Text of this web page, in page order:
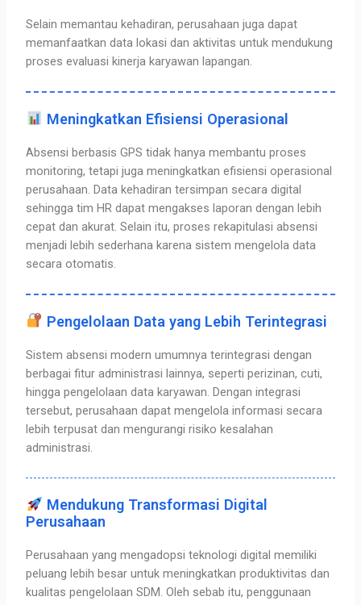
Selain memantau kehadiran, perusahaan juga dapat
memanfaatkan data lokasi dan aktivitas untuk mendukung
proses evaluasi kinerja karyawan lapangan.
Meningkatkan Efisiensi Operasional
Absensi berbasis GPS tidak hanya membantu proses
monitoring, tetapi juga meningkatkan efisiensi operasional
perusahaan. Data kehadiran tersimpan secara digital
sehingga tim HR dapat mengakses laporan dengan lebih
cepat dan akurat.Selain itu, proses rekapitulasi absensi
menjadi lebih sederhana karena sistem mengelola data
secara otomatis.
Pengelolaan Data yang Lebih Terintegrasi
Sistem absensi modern umumnya terintegrasi dengan
berbagai fitur administrasi lainnya, seperti perizinan, cuti,
hingga pengelolaan data karyawan.Dengan integrasi
tersebut, perusahaan dapat mengelola informasi secara
lebih terpusat dan mengurangi risiko kesalahan
administrasi.
Mendukung Transformasi Digital
Perusahaan
Perusahaan yang mengadopsi teknologi digital memiliki
peluang lebih besar untuk meningkatkan produktivitas dan
kualitas pengelolaan SDM. Oleh sebab itu, penggunaan